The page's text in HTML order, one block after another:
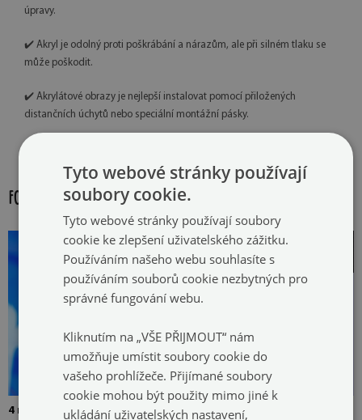
úpravy.
✔️ Akryl je odolný proti poškrábání a nárazům, ale při silném tlaku se
může poškodit.
✔️ Akrylátové obrazy je nejlepší instalovat pomocí přiložených
distančních úchytů nebo speciální montážní pásky.
FOTOGALERIE:
4 mm Silné tvrzené sklo Obrázek je připevněn dvěma
Tyto webové stránky používají
soubory cookie.
Tyto webové stránky používají soubory
cookie ke zlepšení uživatelského zážitku.
Používáním našeho webu souhlasíte s
používáním souborů cookie nezbytných pro
správné fungování webu.
Kliknutím na „VŠE PŘIJMOUT“ nám
umožňuje umístit soubory cookie do
vašeho prohlížeče. Přijímané soubory
cookie mohou být použity mimo jiné k
ukládání uživatelských nastavení,